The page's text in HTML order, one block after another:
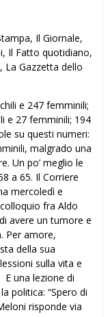
Il Giornale,
Il Fatto quotidiano,
La Gazzetta dello
e 247 femminili;
e 27 femminili; 194
su questi numeri:
malgrado una
Un po’ meglio le
a 65. Il Corriere
mercoledì e
fra Aldo
avere un tumore e
Per amore,
della sua
sulla vita e
una lezione di
politica: “Spero di
risponde via